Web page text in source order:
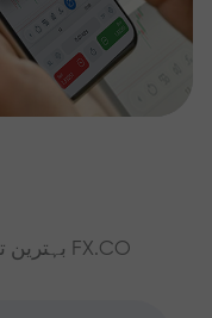
بہترین تجزیات اور مارکیٹ کے جائزے کے ساتھ FX.CO